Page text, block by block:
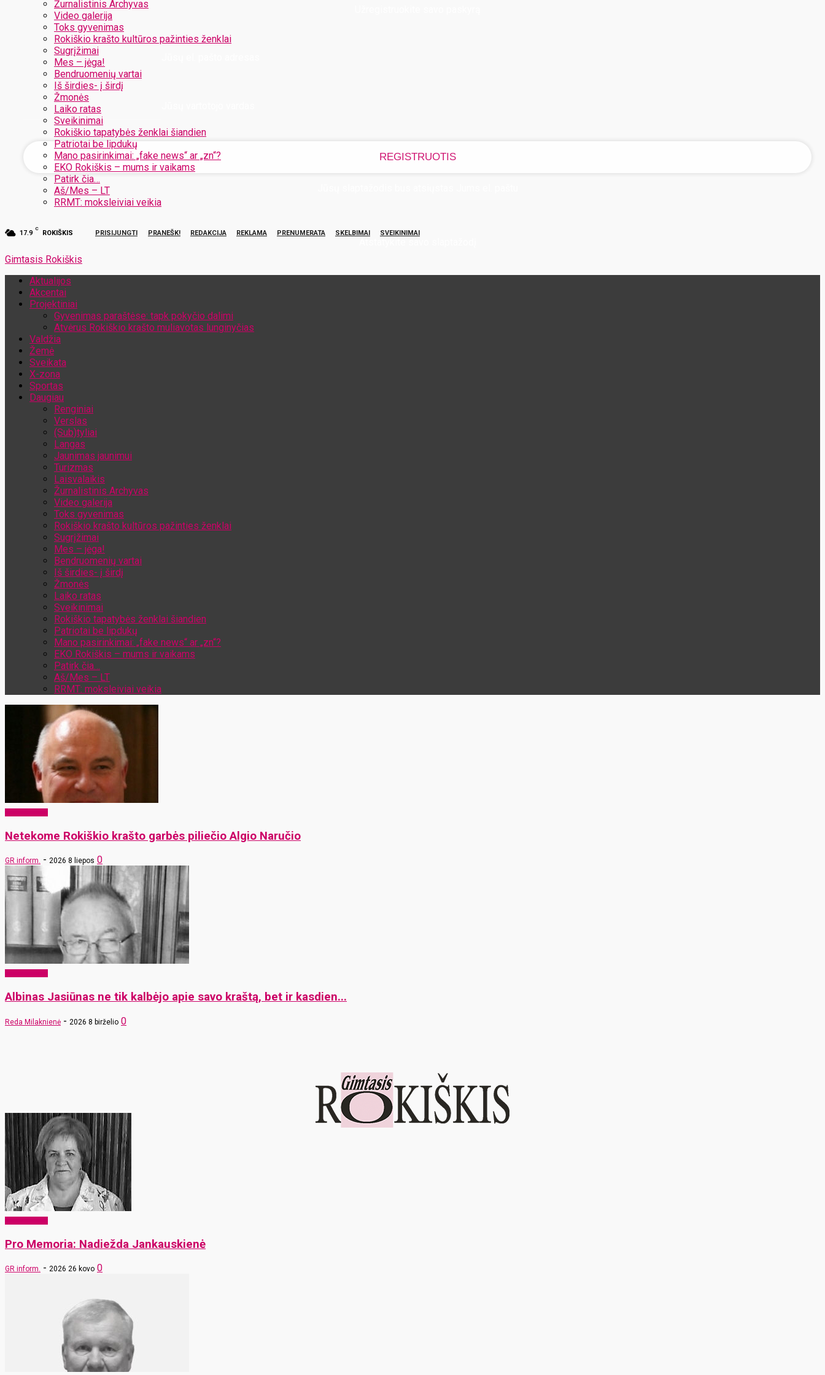
Žurnalistinis Archyvas
Video galerija
Toks gyvenimas
Rokiškio krašto kultūros pažinties ženklai
Sugrįžimai
Mes – jėga!
Bendruomenių vartai
Iš širdies- į širdį
Žmonės
Laiko ratas
Sveikinimai
Rokiškio tapatybės ženklai šiandien
Patriotai be lipdukų
Mano pasirinkimai: „fake news“ ar „zn“?
EKO Rokiškis – mums ir vaikams
Patirk čia…
Aš/Mes – LT
RRMT: moksleiviai veikia
17.9
C
ROKIŠKIS PRISIJUNGTI PRANEŠK! REDAKCIJA REKLAMA PRENUMERATA SKELBIMAI SVEIKINIMAI
Gimtasis Rokiškis
Aktualijos
Akcentai
Projektiniai
Gyvenimas paraštėse: tapk pokyčio dalimi
Atvėrus Rokiškio krašto muliavotas lunginyčias
Valdžia
Žemė
Sveikata
X-zona
Sportas
Daugiau
Renginiai
Verslas
(Sub)tyliai
Langas
Jaunimas jaunimui
Turizmas
Laisvalaikis
Žurnalistinis Archyvas
Video galerija
Toks gyvenimas
Rokiškio krašto kultūros pažinties ženklai
Sugrįžimai
Mes – jėga!
Bendruomenių vartai
Iš širdies- į širdį
Žmonės
Laiko ratas
Sveikinimai
Rokiškio tapatybės ženklai šiandien
Patriotai be lipdukų
Mano pasirinkimai: „fake news“ ar „zn“?
EKO Rokiškis – mums ir vaikams
Patirk čia…
Aš/Mes – LT
RRMT: moksleiviai veikia
Netekome Rokiškio krašto garbės piliečio Algio Naručio
GR inform. - 2026 8 liepos 0
Albinas Jasiūnas ne tik kalbėjo apie savo kraštą, bet ir kasdien...
Reda Milaknienė - 2026 8 birželio 0
Pro Memoria: Nadiežda Jankauskienė
GR inform. - 2026 26 kovo 0